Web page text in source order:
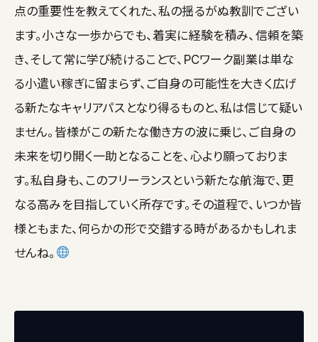
点の重要性を教えてくれた、私の揺るがぬ教訓でござい
ます。小さな一歩からでも、着実に経験を積み、信頼を築
き、そして常に学び続けることで、PCワーク副業は単な
る小遣い稼ぎに留まらず、ご自身の可能性を大きく広げ
る新たなキャリアパスとなり得るものと、私は信じて疑い
ません。皆様がこの新たな働き方の波に乗じ、ご自身の
未来を切り開く一助となることを、心より願っておりま
す。私自身も、このフリーランスという新たな航海で、更
なる高みを目指していく所存です。その道程で、いつか皆
様ともまた、何らかの形で交錯する時があるかもしれま
せんね。